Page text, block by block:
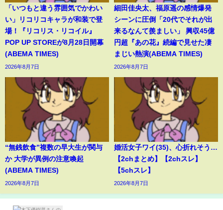
「いつもと違う雰囲気でかわい
い」リコリコキャラが和装で登
場！『リコリス・リコイル』
POP UP STOREが8月28日開幕
(ABEMA TIMES)
2026年8月7日
細田佳央太、福原遥の感情爆発
シーンに圧倒「20代でそれが出
来るなんて羨ましい」 興収45億
円超『あの花』続編で見せた凄
まじい熱演(ABEMA TIMES)
2026年8月7日
“無銭飲食”複数の早大生が関与
か 大学が異例の注意喚起
(ABEMA TIMES)
2026年8月7日
婚活女子ワイ(35)、心折れそう…
【2chまとめ】【2chスレ】
【5chスレ】
2026年8月7日